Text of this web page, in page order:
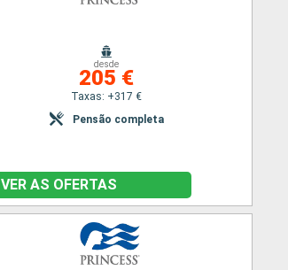
desde
205 €
Taxas: +317 €
Pensão completa
VER AS OFERTAS